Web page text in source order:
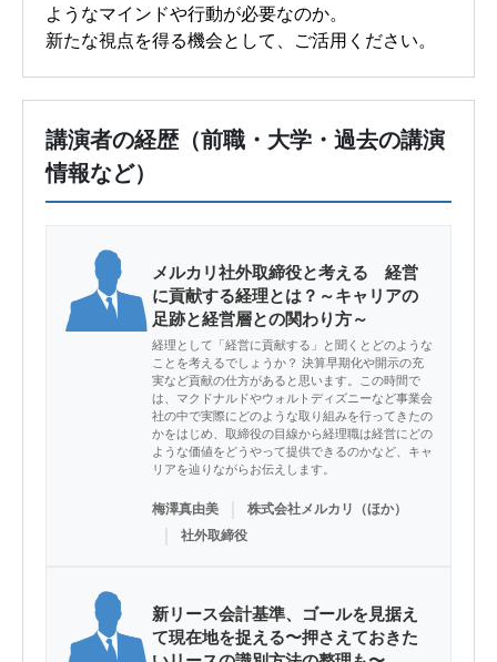
ようなマインドや行動が必要なのか。
新たな視点を得る機会として、ご活用ください。
講演者の経歴（前職・大学・過去の講演
情報など）
メルカリ社外取締役と考える 経営
に貢献する経理とは？～キャリアの
足跡と経営層との関わり方～
経理として「経営に貢献する」と聞くとどのような
ことを考えるでしょうか？ 決算早期化や開示の充
実など貢献の仕方があると思います。この時間で
は、マクドナルドやウォルトディズニーなど事業会
社の中で実際にどのような取り組みを行ってきたの
かをはじめ、取締役の目線から経理職は経営にどの
ような価値をどうやって提供できるのかなど、キャ
リアを辿りながらお伝えします。
梅澤真由美 株式会社メルカリ（ほか）
社外取締役
新リース会計基準、ゴールを見据え
て現在地を捉える〜押さえておきた